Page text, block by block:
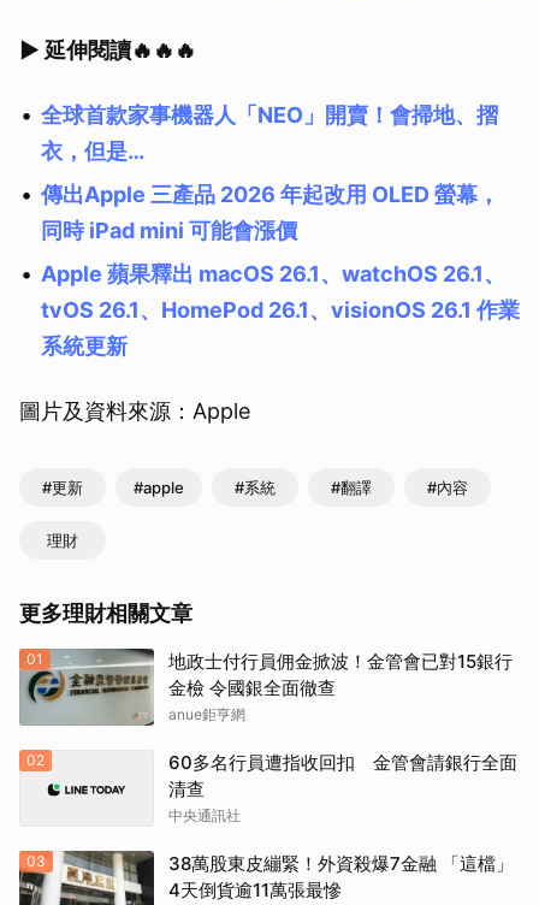
▶ 延伸閱讀🔥🔥🔥
全球首款家事機器人「NEO」開賣！會掃地、摺
衣，但是…
傳出Apple 三產品 2026 年起改用 OLED 螢幕，
同時 iPad mini 可能會漲價
Apple 蘋果釋出 macOS 26.1、watchOS 26.1、
tvOS 26.1、HomePod 26.1、visionOS 26.1 作業
系統更新
圖片及資料來源：Apple
#更新 #apple #系統 #翻譯 #內容
理財
更多理財相關文章
01
地政士付行員佣金掀波！金管會已對15銀行
金檢 令國銀全面徹查
anue鉅亨網
02
60多名行員遭指收回扣 金管會請銀行全面
清查
中央通訊社
03
38萬股東皮繃緊！外資殺爆7金融 「這檔」
4天倒貨逾11萬張最慘